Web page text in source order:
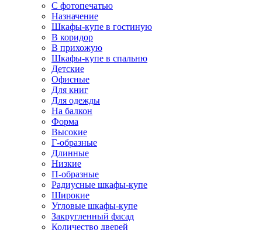
С фотопечатью
Назначение
Шкафы-купе в гостиную
В коридор
В прихожую
Шкафы-купе в спальню
Детские
Офисные
Для книг
Для одежды
На балкон
Форма
Высокие
Г-образные
Длинные
Низкие
П-образные
Радиусные шкафы-купе
Широкие
Угловые шкафы-купе
Закругленный фасад
Количество дверей